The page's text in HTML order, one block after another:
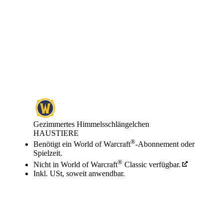
Gezimmertes Himmelsschlängelchen
HAUSTIERE
Preis
Available actions
Benötigt ein World of Warcraft®-Abonnement oder
Spielzeit.
Nicht in World of Warcraft® Classic verfügbar.
Inkl. USt, soweit anwendbar.